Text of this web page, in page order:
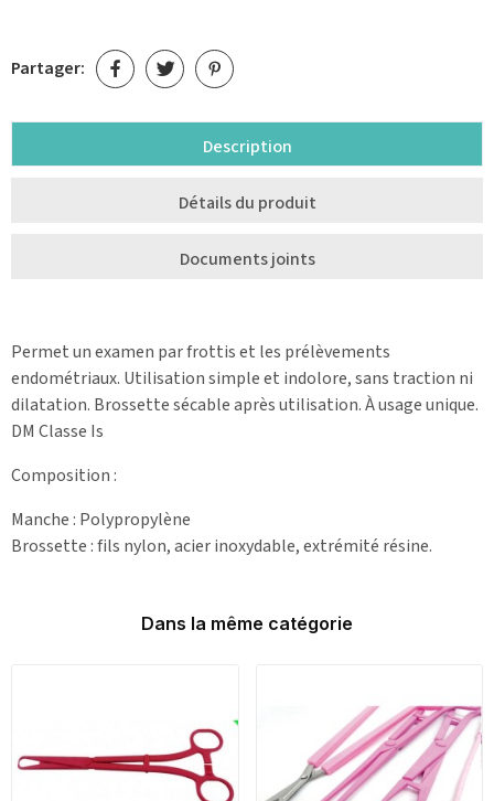
Partager:
Description
Détails du produit
Documents joints
Permet un examen par frottis et les prélèvements
endométriaux. Utilisation simple et indolore, sans traction ni
dilatation. Brossette sécable après utilisation. À usage unique.
DM Classe Is
Composition :
Manche : Polypropylène
Brossette : fils nylon, acier inoxydable, extrémité résine.
Dans la même catégorie